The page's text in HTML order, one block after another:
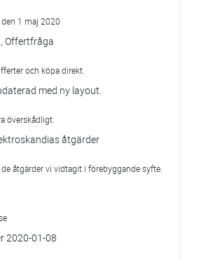
1 maj 2020
Offertfråga
och köpa direkt.
med ny layout.
överskådligt.
åtgärder
åtgärder vi vidtagit i förebyggande syfte.
2020-01-08